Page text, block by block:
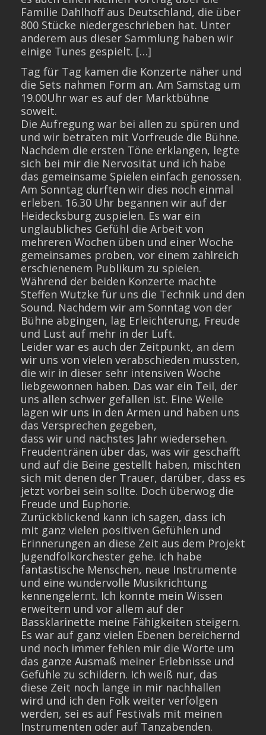
Familie Dahlhoff aus Deutschland, die über
800 Stücke niedergeschrieben hat. Unter
anderem aus dieser Sammlung haben wir
einige Tunes gespielt. […]
Tag für Tag kamen die Konzerte näher und
die Sets nahmen Form an. Am Samstag um
19.00Uhr war es auf der Marktbühne
soweit.
Die Aufregung war bei allen zu spüren und
und wir betraten mit Vorfreude die Bühne.
Nachdem die ersten Töne erklangen, legte
sich bei mir die Nervosität und ich habe
das gemeinsame Spielen einfach genossen.
Am Sonntag durften wir dies noch einmal
erleben. 16.30 Uhr begannen wir auf der
Heidecksburg zuspielen. Es war ein
unglaubliches Gefühl die Arbeit von
mehreren Wochen üben und einer Woche
gemeinsames proben, vor einem zahlreich
erschienenem Publikum zu spielen.
Während der beiden Konzerte machte
Steffen Wutzke für uns die Technik und den
Sound. Nachdem wir am Sonntag von der
Bühne abgingen, lag Erleichterung, Freude
und Lust auf mehr in der Luft.
Leider war es auch der Zeitpunkt, an dem
wir uns von vielen verabschieden mussten,
die wir in dieser sehr intensiven Woche
liebgewonnen haben. Das war ein Teil, der
uns allen schwer gefallen ist. Eine Weile
lagen wir uns in den Armen und haben uns
das Versprechen gegeben,
dass wir und nächstes Jahr wiedersehen.
Freudentränen über das, was wir geschafft
und auf die Beine gestellt haben, mischten
sich mit denen der Trauer, darüber, dass es
jetzt vorbei sein sollte. Doch überwog die
Freude und Euphorie.
Zurückblickend kann ich sagen, dass ich
mit ganz vielen positiven Gefühlen und
Erinnerungen an diese Zeit aus dem Projekt
Jugendfolkorchester gehe. Ich habe
fantastische Menschen, neue Instrumente
und eine wundervolle Musikrichtung
kennengelernt. Ich konnte mein Wissen
erweitern und vor allem auf der
Bassklarinette meine Fähigkeiten steigern.
Es war auf ganz vielen Ebenen bereichernd
und noch immer fehlen mir die Worte um
das ganze Ausmaß meiner Erlebnisse und
Gefühle zu schildern. Ich weiß nur, das
diese Zeit noch lange in mir nachhallen
wird und ich den Folk weiter verfolgen
werden, sei es auf Festivals mit meinen
Instrumenten oder auf Tanzabenden.